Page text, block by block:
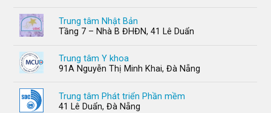
Trung tâm Nhật Bản
Tầng 7 – Nhà B ĐHĐN, 41 Lê Duẩn
Trung tâm Y khoa
91A Nguyễn Thị Minh Khai, Đà Nẵng
Trung tâm Phát triển Phần mềm
41 Lê Duẩn, Đà Nẵng